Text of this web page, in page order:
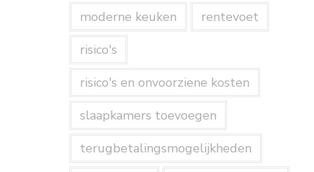
moderne keuken
rentevoet
risico's
risico's en onvoorziene kosten
slaapkamers toevoegen
terugbetalingsmogelijkheden